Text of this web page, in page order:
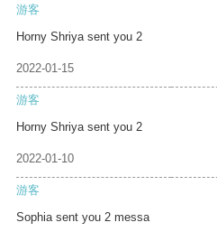
游客
Horny Shriya sent you 2
2022-01-15
游客
Horny Shriya sent you 2
2022-01-10
游客
Sophia sent you 2 messa